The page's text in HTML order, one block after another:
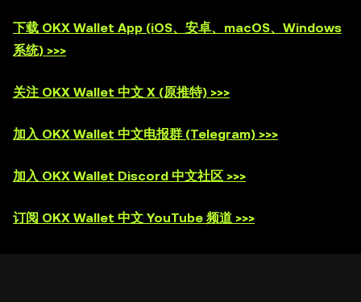
下载 OKX Wallet App (iOS、安卓、macOS、Windows
系统) >>>
关注 OKX Wallet 中文 X (原推特) >>>
加入 OKX Wallet 中文电报群 (Telegram) >>>
加入 OKX Wallet Discord 中文社区 >>>
订阅 OKX Wallet 中文 YouTube 频道 >>>